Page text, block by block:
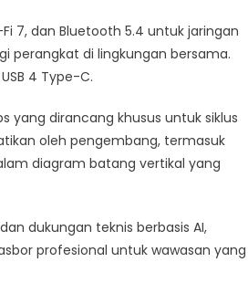
7, dan Bluetooth 5.4 untuk jaringan
perangkat di lingkungan bersama.
4 Type-C.
yang dirancang khusus untuk siklus
oleh pengembang, termasuk
diagram batang vertikal yang
dukungan teknis berbasis AI,
profesional untuk wawasan yang